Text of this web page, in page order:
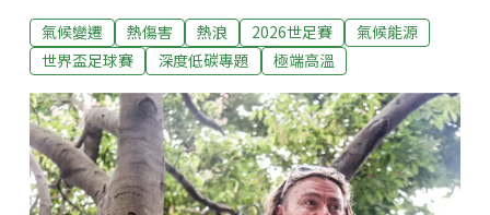
備的差異，賽事的高溫風險也不同，可能進一步影響球
隊成績。1/4賽事面臨高溫距離上屆世足賽在北美舉辦已
織（WWA）5月發布報告，警告今年世足賽的高溫風
險。報告預估，104場賽事中，約有26場的綜合溫度熱
指數（WBGT）達26°C以上，其中有九場比賽在沒有冷
氣的場館進行；五場氣溫可能超過28°C，與上次在北美
氣候變遷 熱傷害 熱浪 2026世足賽
氣候能源
世界盃足球賽
深度低碳專題 極端高溫